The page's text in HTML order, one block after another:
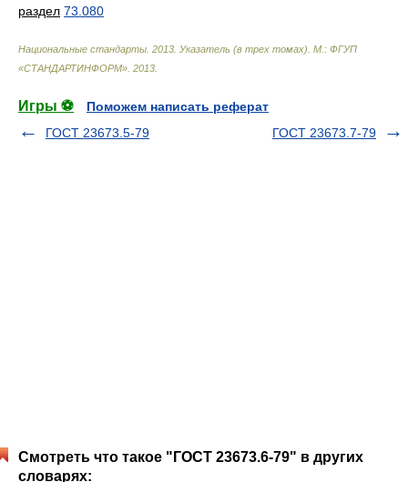
раздел 73.080
Национальные стандарты. 2013. Указатель (в трех томах). М.: ФГУП
«СТАНДАРТИНФОРМ» 2013
Игры ⚽
Поможем написать реферат
ГОСТ 23673.5-79
ГОСТ 23673.7-79
Смотреть что такое "ГОСТ 23673.6-79" в других
словарях: